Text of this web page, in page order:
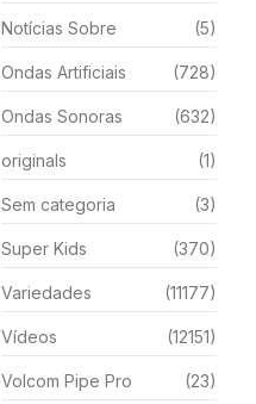
Notícias Sobre (5)
Ondas Artificiais (728)
Ondas Sonoras (632)
originals (1)
Sem categoria (3)
Super Kids (370)
Variedades (11177)
Vídeos (12151)
Volcom Pipe Pro (23)